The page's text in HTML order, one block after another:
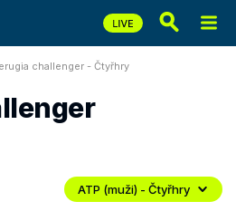
challenger - Čtyřhry
ATP (muži) - Čtyřhry